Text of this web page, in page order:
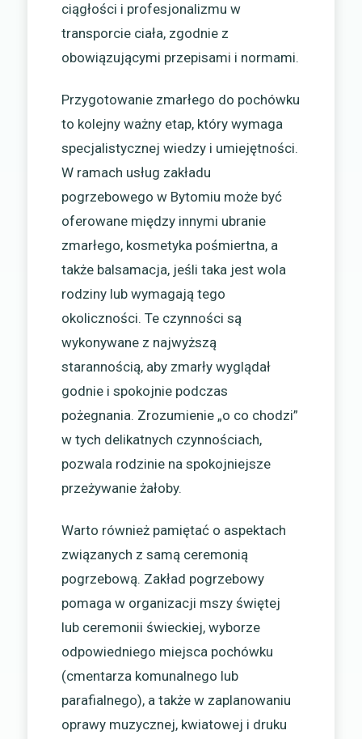
ciągłości i profesjonalizmu w
transporcie ciała, zgodnie z
obowiązującymi przepisami i normami.
Przygotowanie zmarłego do pochówku
to kolejny ważny etap, który wymaga
specjalistycznej wiedzy i umiejętności.
W ramach usług zakładu
pogrzebowego w Bytomiu może być
oferowane między innymi ubranie
zmarłego, kosmetyka pośmiertna, a
także balsamacja, jeśli taka jest wola
rodziny lub wymagają tego
okoliczności. Te czynności są
wykonywane z najwyższą
starannością, aby zmarły wyglądał
godnie i spokojnie podczas
pożegnania. Zrozumienie „o co chodzi”
w tych delikatnych czynnościach,
pozwala rodzinie na spokojniejsze
przeżywanie żałoby.
Warto również pamiętać o aspektach
związanych z samą ceremonią
pogrzebową. Zakład pogrzebowy
pomaga w organizacji mszy świętej
lub ceremonii świeckiej, wyborze
odpowiedniego miejsca pochówku
(cmentarza komunalnego lub
parafialnego), a także w zaplanowaniu
oprawy muzycznej, kwiatowej i druku